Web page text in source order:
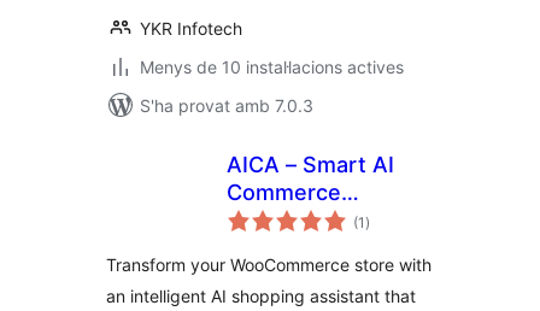
YKR Infotech
Menys de 10 instal·lacions actives
S'ha provat amb 7.0.3
AICA – Smart AI
Commerce
Assistant
(1 puntuacions
totals
)
Transform your WooCommerce store with
an intelligent AI shopping assistant that